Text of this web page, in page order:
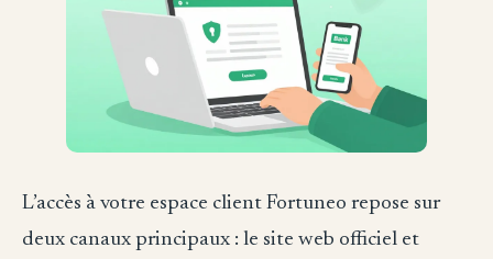
L’accès à votre espace client Fortuneo repose sur
deux canaux principaux : le site web officiel et